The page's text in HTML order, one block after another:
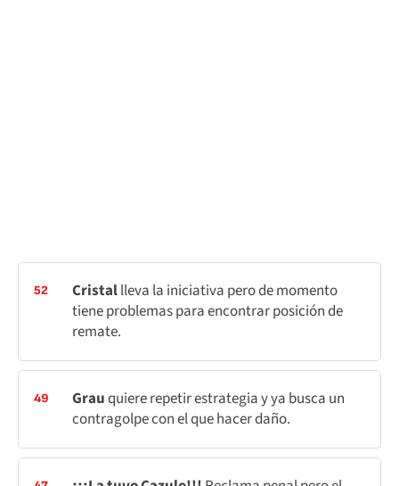
52 Cristallleva la iniciativa pero de momento
tiene problemas para encontrar posición de
remate.
49 Grauquiere repetir estrategia y ya busca un
contragolpe con el que hacer daño.